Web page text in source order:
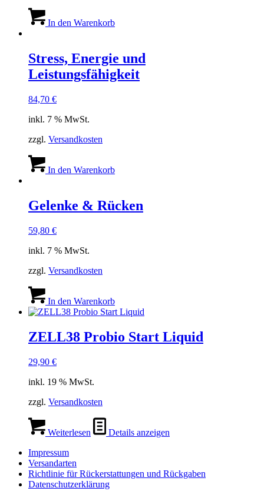
In den Warenkorb
Stress, Energie und
Leistungsfähigkeit
84,70 €
inkl. 7 % MwSt.
zzgl. Versandkosten
In den Warenkorb
Gelenke & Rücken
59,80 €
inkl. 7 % MwSt.
zzgl. Versandkosten
In den Warenkorb
ZELL38 Probio Start Liquid
29,90 €
inkl. 19 % MwSt.
zzgl. Versandkosten
Weiterlesen
Details anzeigen
Impressum
Versandarten
Richtlinie für Rückerstattungen und Rückgaben
Datenschutzerklärung